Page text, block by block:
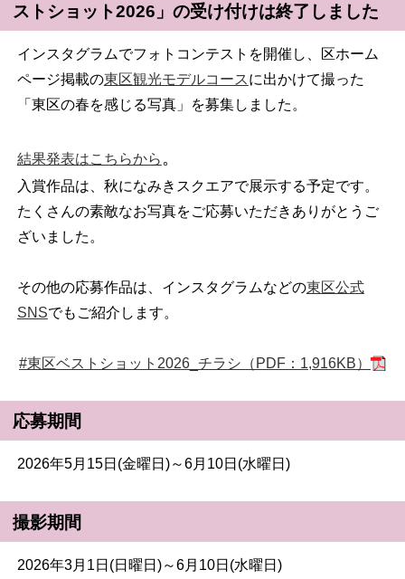
ストショット2026」の受け付けは終了しました
インスタグラムでフォトコンテストを開催し、区ホーム
ページ掲載の東区観光モデルコースに出かけて撮った
「東区の春を感じる写真」を募集しました。
結果発表はこちらから 。
入賞作品は、秋になみきスクエアで展示する予定です。
たくさんの素敵なお写真をご応募いただきありがとうご
ざいました。
その他の応募作品は、インスタグラムなどの東区公式
SNSでもご紹介します。
#東区ベストショット2026_チラシ（PDF：1,916KB）
応募期間
2026年5月15日(金曜日)～6月10日(水曜日)
撮影期間
2026年3月1日(日曜日)～6月10日(水曜日)